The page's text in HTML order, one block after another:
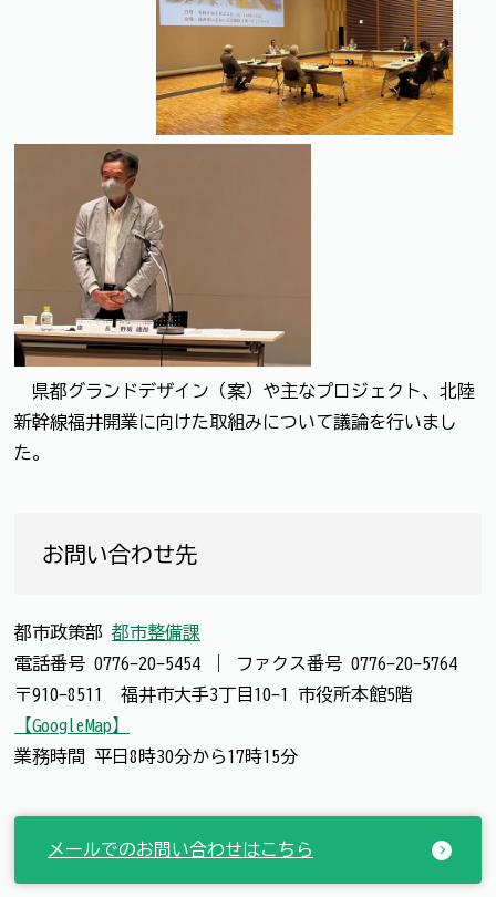
県都グランドデザイン（案）や主なプロジェクト、北陸
新幹線福井開業に向けた取組みについて議論を行いまし
た。
お問い合わせ先
都市政策部 都市整備課
電話番号 0776-20-5454 ファクス番号 0776-20-5764
〒910-8511 福井市大手3丁目10-1 市役所本館5階
【GoogleMap】
業務時間 平日8時30分から17時15分
メールでのお問い合わせはこちら